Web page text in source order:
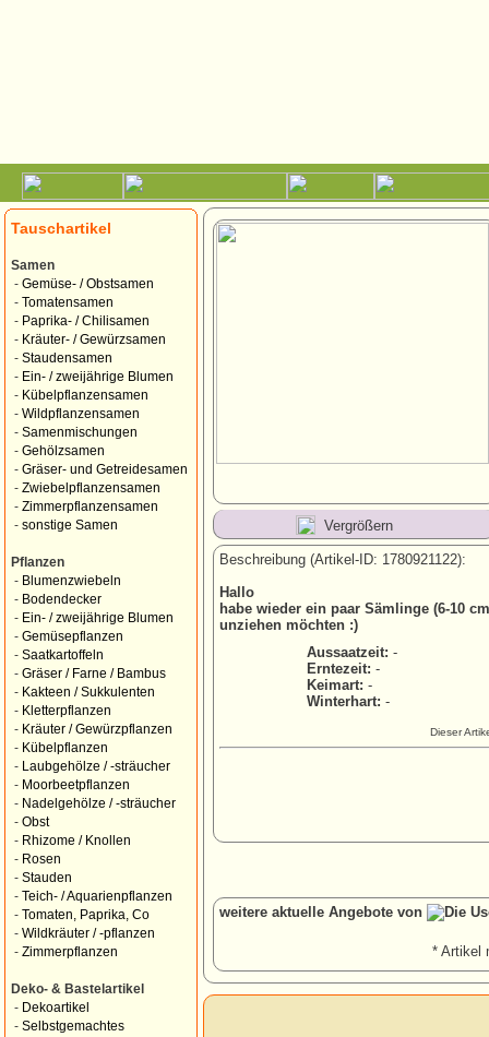
Tauschartikel
Samen
- Gemüse- / Obstsamen
- Tomatensamen
- Paprika- / Chilisamen
- Kräuter- / Gewürzsamen
- Staudensamen
- Ein- / zweijährige Blumen
- Kübelpflanzensamen
- Wildpflanzensamen
- Samenmischungen
- Gehölzsamen
- Gräser- und Getreidesamen
- Zwiebelpflanzensamen
- Zimmerpflanzensamen
- sonstige Samen
Pflanzen
- Blumenzwiebeln
- Bodendecker
- Ein- / zweijährige Blumen
- Gemüsepflanzen
- Saatkartoffeln
- Gräser / Farne / Bambus
- Kakteen / Sukkulenten
- Kletterpflanzen
- Kräuter / Gewürzpflanzen
- Kübelpflanzen
-
Laubgehölze / -sträucher
- Moorbeetpflanzen
- Nadelgehölze / -sträucher
- Obst
- Rhizome / Knollen
- Rosen
- Stauden
- Teich- / Aquarienpflanzen
- Tomaten, Paprika, Co
- Wildkräuter / -pflanzen
- Zimmerpflanzen
Deko- & Bastelartikel
- Dekoartikel
- Selbstgemachtes
Vergrößern
Beschreibung (Artikel-ID: 1780921122):
Hallo
habe wieder ein paar Sämlinge (6-10
unziehen möchten :)
Aussaatzeit: -
Erntezeit: -
Keimart: -
Winterhart: -
Dieser
weitere aktuelle Angebote von
* Artikel